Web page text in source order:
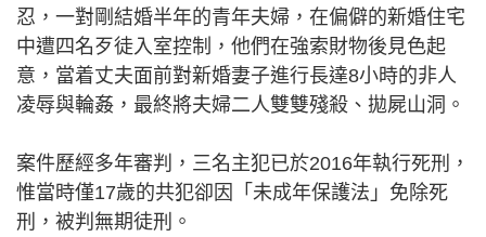
忍，一對剛結婚半年的青年夫婦，在偏僻的新婚住宅
中遭四名歹徒入室控制，他們在強索財物後見色起
意，當着丈夫面前對新婚妻子進行長達8小時的非人
凌辱與輪姦，最終將夫婦二人雙雙殘殺、拋屍山洞。
案件歷經多年審判，三名主犯已於2016年執行死刑，
惟當時僅17歲的共犯卻因「未成年保護法」免除死
刑，被判無期徒刑。